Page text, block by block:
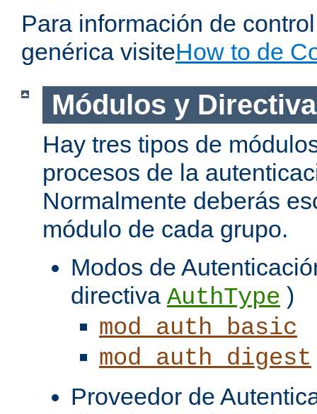
Para información de
genérica visiteHow to de
Módulos y
Hay tres tipos de
procesos de la
Normalmente deberás
módulo de cada grupo.
Modos de
directiva AuthType )
mod_auth_basic
mod_auth_digest
Proveedor de